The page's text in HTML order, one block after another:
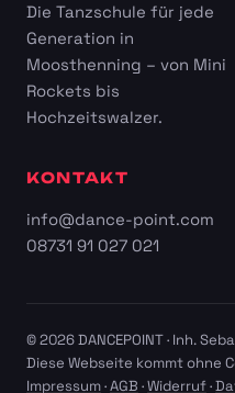
Die Tanzschule für jede
Generation in
Moosthenning – von Mini
Rockets bis
Hochzeitswalzer.
KONTAKT
info@dance-point.com
08731 91 027 021
© 2026 DANCEPOINT · Inh.
Diese Webseite kommt ohne
Impressum·AGB ·Widerruf·